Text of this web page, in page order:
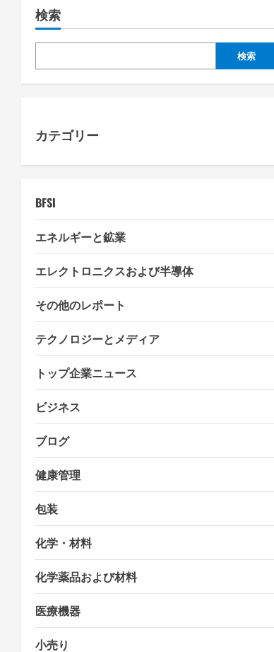
v
i
g
t
i
n
検索
検索
カテゴリー
BFSI
エネルギーと鉱業
エレクトロニクスおよび半導体
その他のレポート
テクノロジーとメディア
トップ企業ニュース
ビジネス
ブログ
健康管理
包装
化学・材料
化学薬品および材料
医療機器
小売り